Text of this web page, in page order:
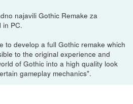
najavili Gothic Remake za
in PC.
to develop a full Gothic remake which
to the original experience and
of Gothic into a high quality look
gameplay mechanics".